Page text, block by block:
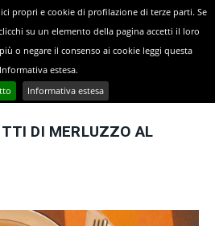
Posts Tagged "Filetti di merluzzo al pomodoro"
DI MERLUZZO AL
propri e cookie di profilazione di terze parti. Se
su un elemento della pagina accetti il loro
o negare il consenso ai cookie leggi questa
Informativa estesa.
Informativa estesa